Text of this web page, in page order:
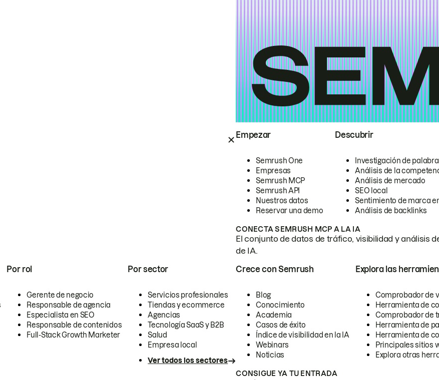
Empezar
Semrush One
Empresas
Semrush MCP
Semrush API
Nuestros datos
Reservar una demo
Descubrir
Investigación de
Análisis de la
Análisis de mercado
SEO local
Sentimiento de marca
Análisis de backlinks
CONECTA SEMRUSH MCP A LA IA
El conjunto de datos de tráfico, visibilidad y análisis
de IA.
Por rol
Gerente de negocio
Responsable de agencia
Especialista en SEO
Responsable de contenidos
Full-Stack Growth Marketer
Por sector
Servicios profesionales
Tiendas y ecommerce
Agencias
Tecnología SaaS y B2B
Salud
Empresa local
Ver todos los sectores
Crece con Semrush
Blog
Conocimiento
Academia
Casos de éxito
Índice de visibilidad en la IA
Webinars
Noticias
Explora las
Comprobador de
Herramienta de
Comprobador de
Herramienta de
Herramienta de
Principales sitios
Explora otras
CONSIGUE YA TU ENTRADA